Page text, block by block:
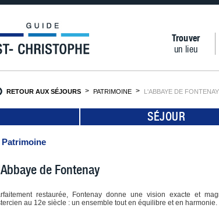
Trouver
un lieu
RETOUR AUX SÉJOURS PATRIMOINE L'ABBAYE DE FONTENAY
SÉJOUR
Patrimoine
de Fontenay
restaurée, Fontenay donne une vision exacte et
au 12e siècle : un ensemble tout en équilibre et en harmonie.